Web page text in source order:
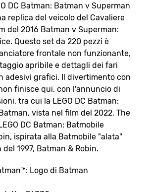
DC Batman: Batman v Superman
replica del veicolo del Cavaliere
del 2016 Batman v Superman:
Questo set da 220 pezzi è
frontale non funzionante,
apribile e dettagli dei fari
adesivi grafici. Il divertimento con
finisce qui, con l'annuncio di
tra cui la LEGO DC Batman:
vista nel film del 2022, The
DC Batman: Batmobile
ispirata alla Batmobile "alata"
1997, Batman & Robin.
Logo di Batman